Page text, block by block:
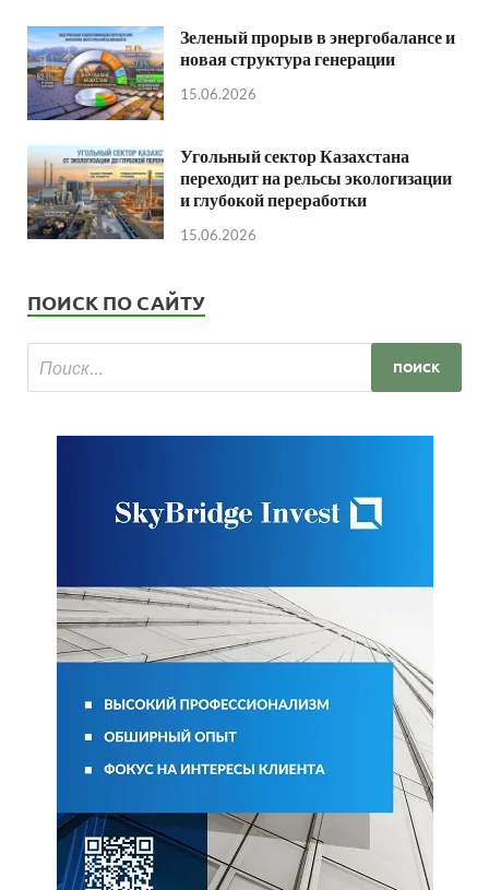
Зеленый прорыв в энергобалансе и
новая структура генерации
15.06.2026
Угольный сектор Казахстана
переходит на рельсы экологизации
и глубокой переработки
15.06.2026
ПОИСК ПО САЙТУ